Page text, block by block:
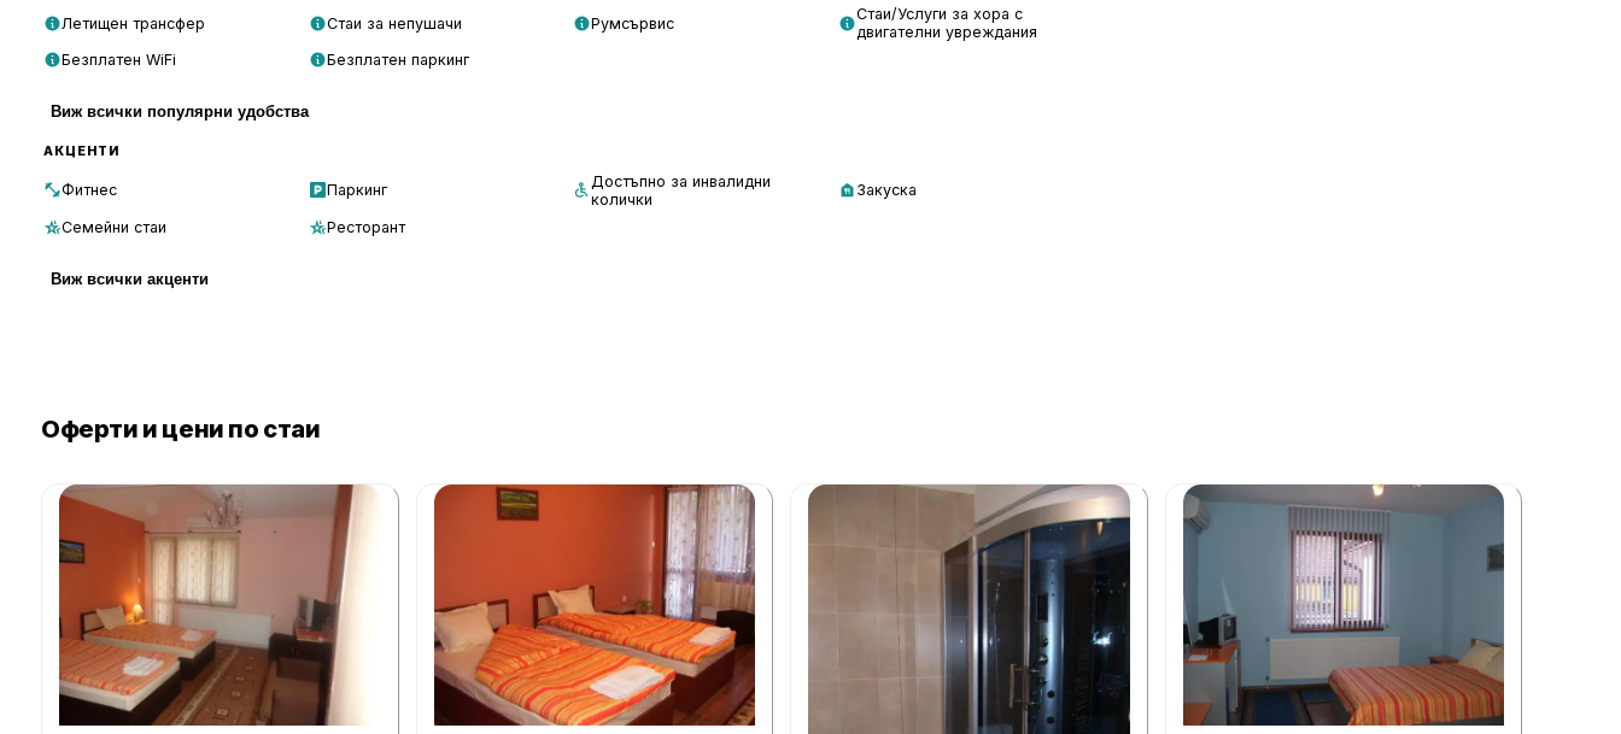
Летищен трансфер Стаи за непушачи Румсървис
Стаи/Услуги за хора с
двигателни увреждания
Безплатен WiFi
Безплатен паркинг
Виж всички популярни удобства
АКЦЕНТИ
Фитнес Паркинг
Достъпно за инвалидни
колички
Закуска
Семейни стаи Ресторант
Виж всички акценти
Оферти и цени по стаи